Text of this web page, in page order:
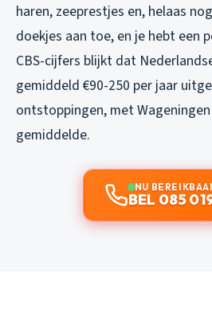
haren, zeeprestjes en, helaas
doekjes aan toe, en je hebt een
CBS-cijfers blijkt dat
gemiddeld €90-250 per jaar
ontstoppingen, met
gemiddelde.
NU
BEL 085